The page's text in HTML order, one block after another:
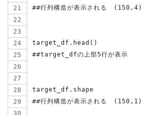
##行列構造が表示される　(150,4)
target_df.head()
##target_dfの上部5行が表示
target_df.shape
##行列構造が表示される　(150,1)